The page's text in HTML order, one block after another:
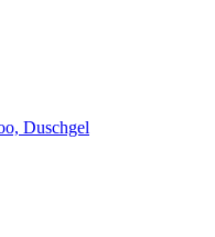
Duschgel